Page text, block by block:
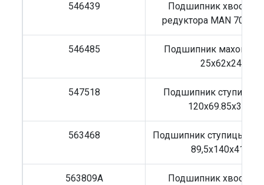
546439
Подшипник
редуктора MAN
546485
Подшипник маховика
25х62х24
547518
Подшипник ступицы
120x69.85x32.7
563468
Подшипник ступицы
89,5x140x41,5
563809A
Подшипник